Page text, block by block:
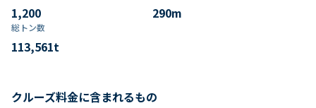
1,200 290m
総トン数​
113,561t
クルーズ料金に含まれるもの